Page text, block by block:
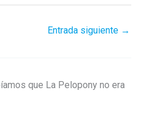
Entrada siguiente →
que La Pelopony no era